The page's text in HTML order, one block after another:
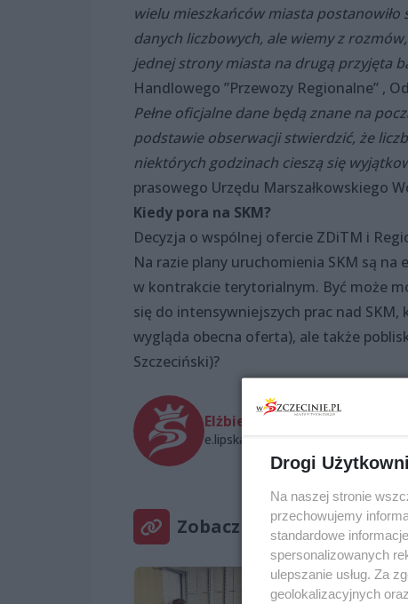
wielu mieszkańców miasta
danych liczbowych, ale wiemy z
jednej strony miasta na drugą przyjęta
Handlowego ”Przewozy Regionalne” ,
Pełne oficjalne dane będą znane na
podstawie obserwacji stwierdzić, że
niektórych godzinach cieszą się
prasowego Urzędu Marszałkowskiego
Kiedy pora na SKM?
Decyzja o wspólnej ofercie ZDiTM i
Na razie plany uruchomienia SKM są
w kontrakcie terytorialnym. Być może
się do intensywniejszych prac nad SKM,
wygląda obecna oferta), ale także
Szczeciński)?
Elżbieta Lipska
e.lipska@wszczecinie.pl
Zobacz też
Drogi
Na naszej stronie
przechowujemy
standardowe
spersonalizowanych
ulepszanie usług. Za
geolokalizacyjnych